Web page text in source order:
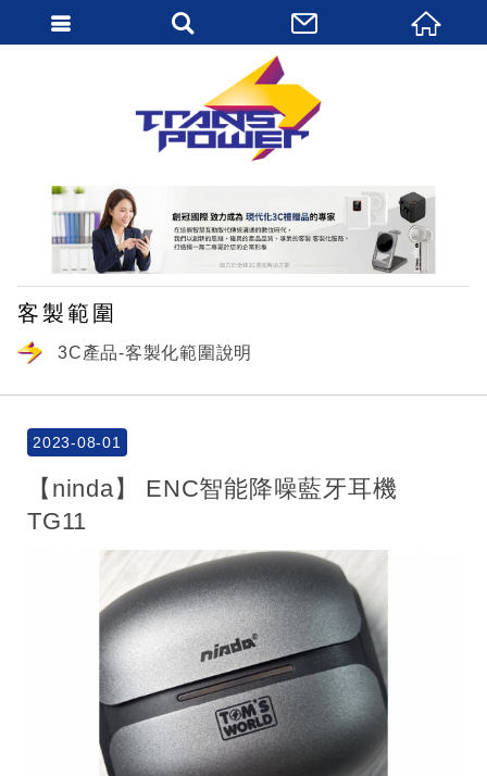
客製範圍
3C產品-客製化範圍說明
2023-08-01
【ninda】 ENC智能降噪藍牙耳機
TG11
繁體中文